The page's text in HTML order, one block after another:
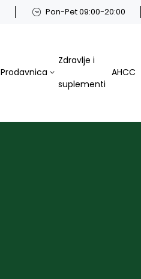
Pon-Pet 09:00-20:00
Prodavnica
Zdravlje i
suplementi
AHCC